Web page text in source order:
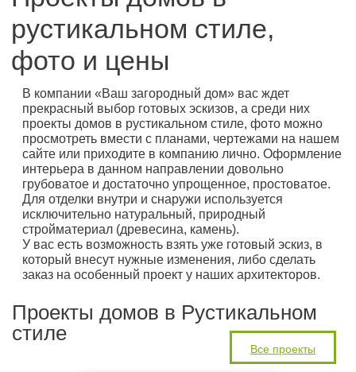
рустикальном стиле,
фото и цены
В компании «Ваш загородный дом» вас ждет
прекрасный выбор готовых эскизов, а среди них
проекты домов в рустикальном стиле, фото можно
просмотреть вмести с планами, чертежами на нашем
сайте или приходите в компанию лично. Оформление
интерьера в данном направлении довольно
грубоватое и достаточно упрощенное, простоватое.
Для отделки внутри и снаружи используется
исключительно натуральный, природный
стройматериал (древесина, камень).
У вас есть возможность взять уже готовый эскиз, в
который внесут нужные изменения, либо сделать
заказ на особенный проект у наших архитекторов.
Проекты домов в Рустикальном
стиле
Все проекты